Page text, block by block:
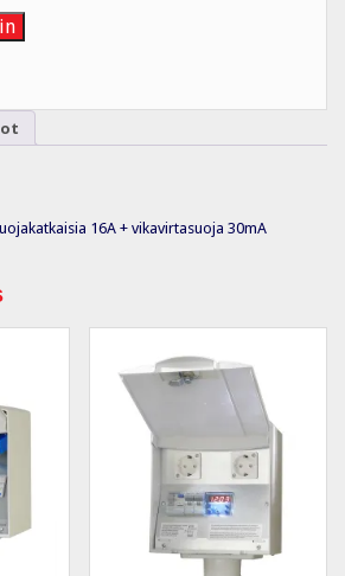
16A + vikavirtasuoja 30mA